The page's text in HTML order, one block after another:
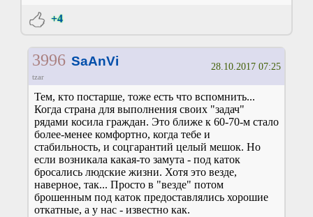
+4
3996 SaAnVi
tzar
28.10.2017 07:25
Тем, кто постарше, тоже есть что вспомнить...
Когда страна для выполнения своих "задач"
рядами косила граждан. Это ближе к 60-70-м стало
более-менее комфортно, когда тебе и
стабильность, и соцгарантий целый мешок. Но
если возникала какая-то замута - под каток
бросались людские жизни. Хотя это везде,
наверное, так... Просто в "везде" потом
брошенным под каток предоставлялись хорошие
откатные, а у нас - известно как.